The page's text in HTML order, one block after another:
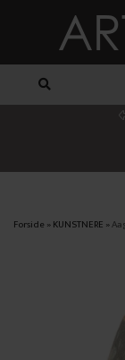
Forside »KUNSTNERE »